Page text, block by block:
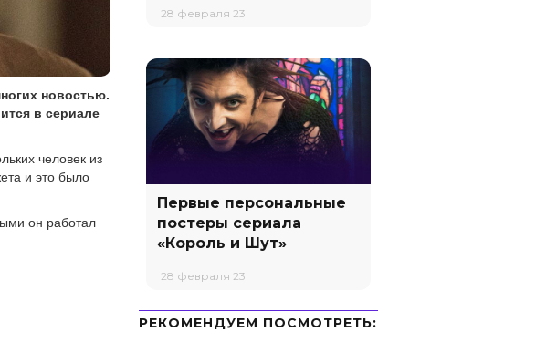
новостью.
в сериале
человек из
и это было
он работал
28 февраля 23
Первые персональные
постеры сериала
«Король и Шут»
28 февраля 23
РЕКОМЕНДУЕМ ПОСМОТРЕТЬ: